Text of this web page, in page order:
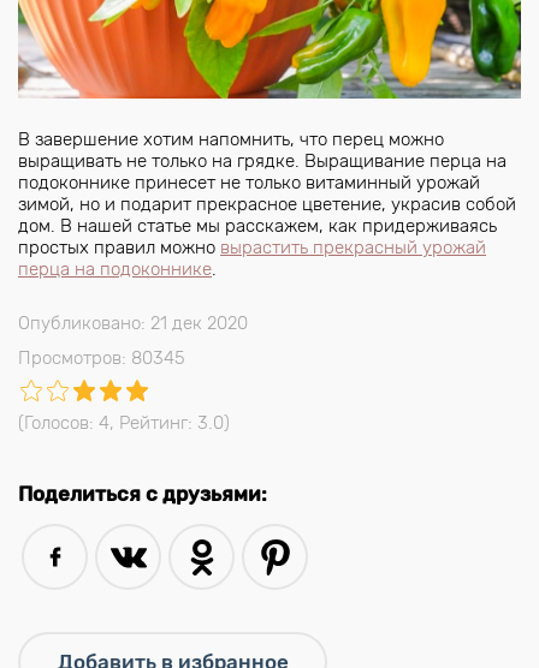
В завершение хотим напомнить, что перец можно
выращивать не только на грядке. Выращивание перца на
подоконнике принесет не только витаминный урожай
зимой, но и подарит прекрасное цветение, украсив собой
дом. В нашей статье мы расскажем, как придерживаясь
простых правил можно вырастить прекрасный урожай
перца на подоконнике.
Опубликовано: 21 дек 2020
Просмотров: 80345
(Голосов: 4, Рейтинг: 3.0)
Поделиться с друзьями: